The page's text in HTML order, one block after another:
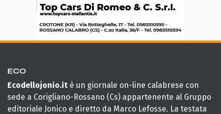
ECO
Ecodellojonio.it è un giornale on-line calabrese con
sede a Corigliano-Rossano (Cs) appartenente al Gruppo
editoriale Jonico e diretto da Marco Lefosse. La testata